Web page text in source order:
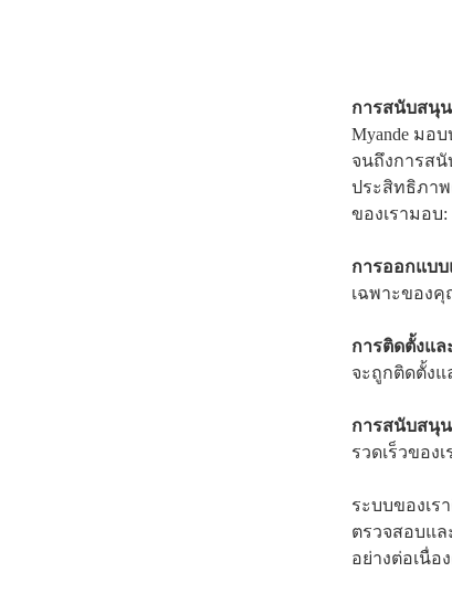
การสนับสนุ
Myande มอ
จนถึงการส
ประสิทธิภา
ของเรามอบ:
การออกแบ
เฉพาะของ
การติดตั้งแ
จะถูกติดตั้ง
การสนับสนุ
รวดเร็วของเ
ระบบของเ
ตรวจสอบแล
อย่างต่อเนื่อ